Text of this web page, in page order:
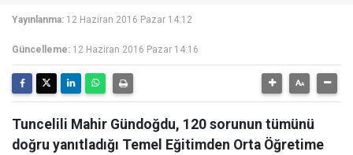
Yayınlanma: 12 Haziran 2016 Pazar 14:12
Güncelleme: 12 Haziran 2016 Pazar 14:16
Tuncelili Mahir Gündoğdu, 120 sorunun tümünü
doğru yanıtladığı Temel Eğitimden Orta Öğretime